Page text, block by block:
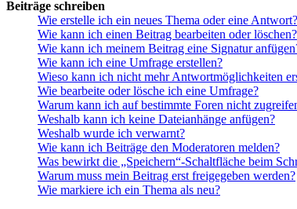
Beiträge schreiben
Wie erstelle ich ein neues Thema oder eine Antwort?
Wie kann ich einen Beitrag bearbeiten oder löschen?
Wie kann ich meinem Beitrag eine Signatur
Wie kann ich eine Umfrage erstellen?
Wieso kann ich nicht mehr Antwortmöglichkeiten
Wie bearbeite oder lösche ich eine Umfrage?
Warum kann ich auf bestimmte Foren nicht
Weshalb kann ich keine Dateianhänge anfügen?
Weshalb wurde ich verwarnt?
Wie kann ich Beiträge den Moderatoren melden?
Was bewirkt die „Speichern“-Schaltfläche beim
Warum muss mein Beitrag erst freigegeben werden?
Wie markiere ich ein Thema als neu?